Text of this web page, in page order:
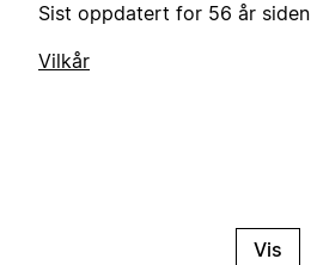
Sist oppdatert for 56 år siden
Vilkår
Vis